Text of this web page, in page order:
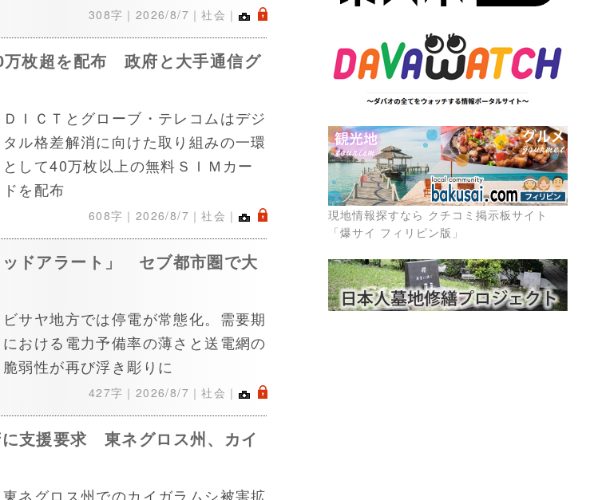
308字｜ 2026/8/7 ｜社会｜ .
万枚超を配布 政府と大手通信グ
ＤＩＣＴとグローブ・テレコムはデジ
タル格差解消に向けた取り組みの一環
として40万枚以上の無料ＳＩＭカー
ドを配布
608字｜ 2026/8/7 ｜社会｜ .
ッドアラート」 セブ都市圏で大
ビサヤ地方では停電が常態化。需要期
における電力予備率の薄さと送電網の
脆弱性が再び浮き彫りに
427字｜ 2026/8/7 ｜社会｜ .
支援要求 東ネグロス州、カイ
東ネグロス州でのカイガラムシ被害拡
現地情報探すなら クチコミ掲示板サイト
「爆サイ フィリピン版」